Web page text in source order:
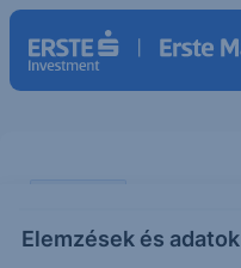
Elemzések és adatok